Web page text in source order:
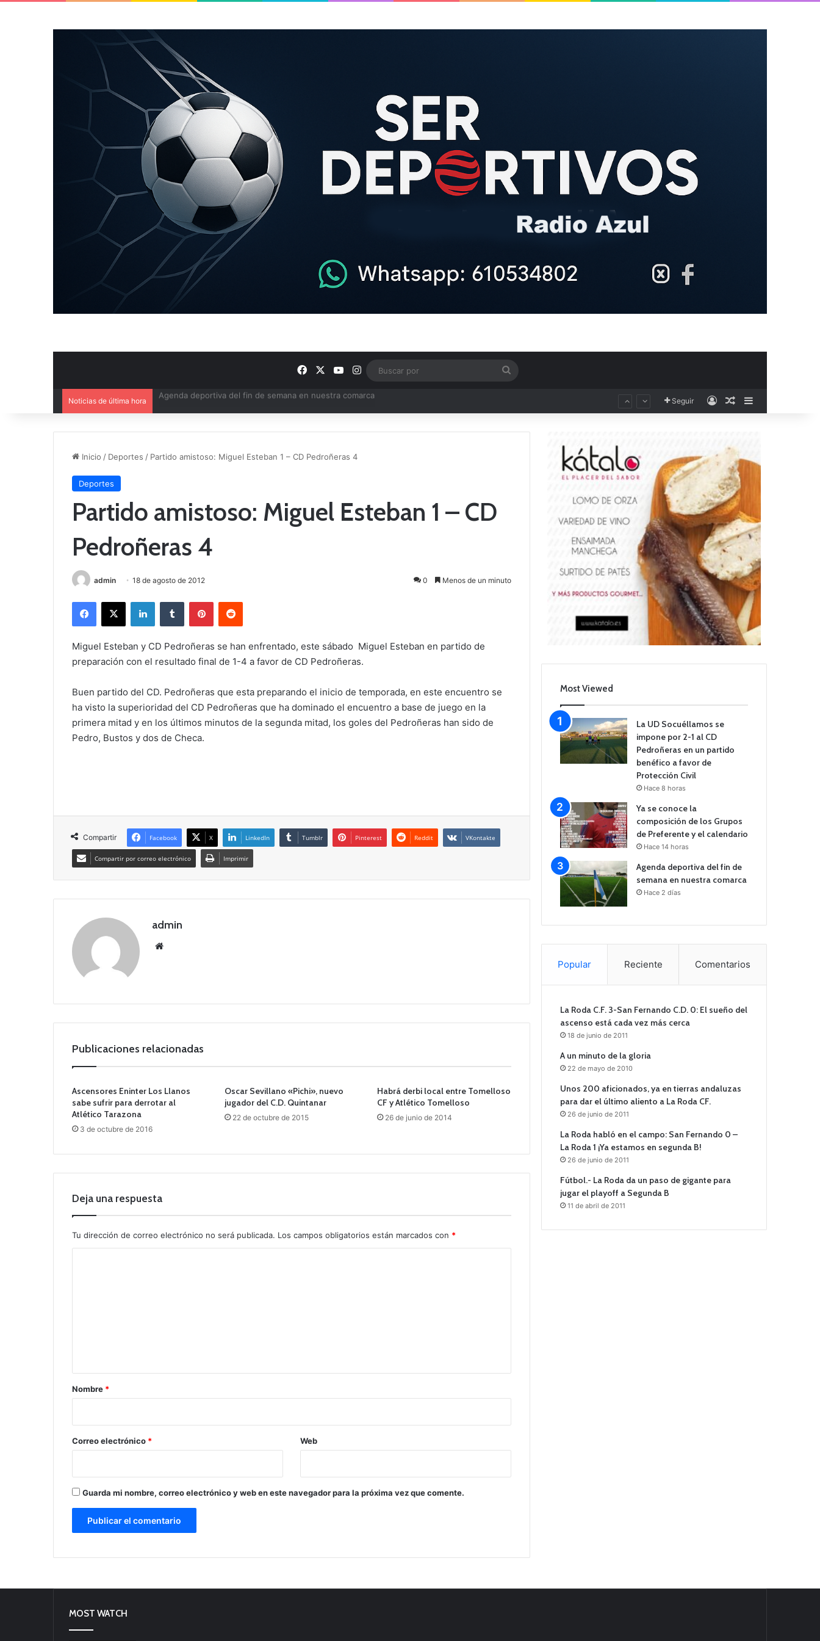
FacebookYouTube
Instagram
Noticias de última hora Ya se conoce el calendario de Tercera RFEF Seguir AccesoPublicación al
Inicio / Deportes / Partido amistoso: Miguel Esteban 1 – CD Pedroñeras 4
Deportes
Partido amistoso: Miguel Esteban 1 – CD
Pedroñeras 4
admin 18 de agosto de 2012 0 Menos de un minuto
Miguel Esteban y CD Pedroñeras se han enfrentado, este sábado Miguel Esteban en partido de
preparación con el resultado final de 1-4 a favor de CD Pedroñeras.
Buen partido del CD. Pedroñeras que esta preparando el inicio de temporada, en este encuentro se
ha visto la superioridad del CD Pedroñeras que ha dominado el encuentro a base de juego en la
primera mitad y en los últimos minutos de la segunda mitad, los goles del Pedroñeras han sido de
Pedro, Bustos y dos de Checa.
Compartir Facebook X LinkedIn Tumblr Pinterest Reddit VKontakte
Compartir por correo electrónico Imprimir
admin
Publicaciones relacionadas
Ascensores Eninter Los Llanos
sabe sufrir para derrotar al
Atlético Tarazona
3 de octubre de 2016
Oscar Sevillano «Pichi», nuevo
jugador del C.D. Quintanar
22 de octubre de 2015
Habrá derbi local entre Tomelloso
CF y Atlético Tomelloso
26 de junio de 2014
Deja una respuesta
Tu dirección de correo electrónico no será publicada. Los campos obligatorios están marcados con *
r
*
Nombre *
Correo electrónico * Web
Guarda mi nombre, correo electrónico y web en este navegador para la próxima vez que comente.
Most Viewed
La UD Socuéllamos se
impone por 2-1 al CD
Pedroñeras en un partido
benéfico a favor de
Protección Civil
Hace 8 horas
Ya se conoce la
composición de los Grupos
de Preferente y el calendario
Hace 14 horas
Agenda deportiva del fin de
semana en nuestra comarca
Hace 2 días
Popular Reciente Comentarios
La Roda C.F. 3-San Fernando C.D. 0: El sueño del
ascenso está cada vez más cerca
18 de junio de 2011
A un minuto de la gloria
22 de mayo de 2010
Unos 200 aficionados, ya en tierras andaluzas
para dar el último aliento a La Roda CF.
26 de junio de 2011
La Roda habló en el campo: San Fernando 0 –
La Roda 1 ¡Ya estamos en segunda B!
26 de junio de 2011
Fútbol.- La Roda da un paso de gigante para
jugar el playoff a Segunda B
11 de abril de 2011
MOST WATCH